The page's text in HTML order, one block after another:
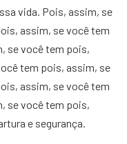
vida. Pois, assim, se
assim, se você tem
se você tem pois,
tem pois, assim, se
assim, se você tem
se você tem pois,
e segurança.